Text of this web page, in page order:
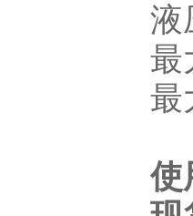
液
最
最
使